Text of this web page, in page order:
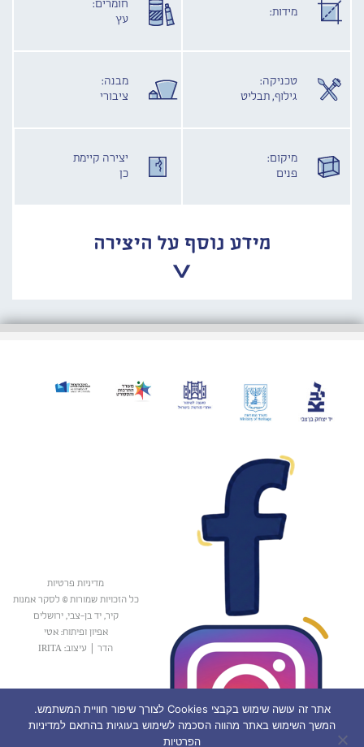
מידות:
חומרים:
עץ
טכניקה:
גילוף, תבליט
מבנה:
ציבורי
מיקום:
פנים
יצירה קיימת
כן
מידע נוסף על היצירה
מדיניות פרטיות
כל הזכויות שמורות © לסקר אמנות
קיר, יד בן-צבי, ירושלים
אפיון ופיתוח: אטי
הדר
עיצוב: IRITA
אתר זה עושה שימוש בקבצי Cookies לצורך שיפור חוויית המשתמש.
המשך השימוש באתר מהווה הסכמה לשימוש בעוגיות בהתאם למדיניות
הפרטיות